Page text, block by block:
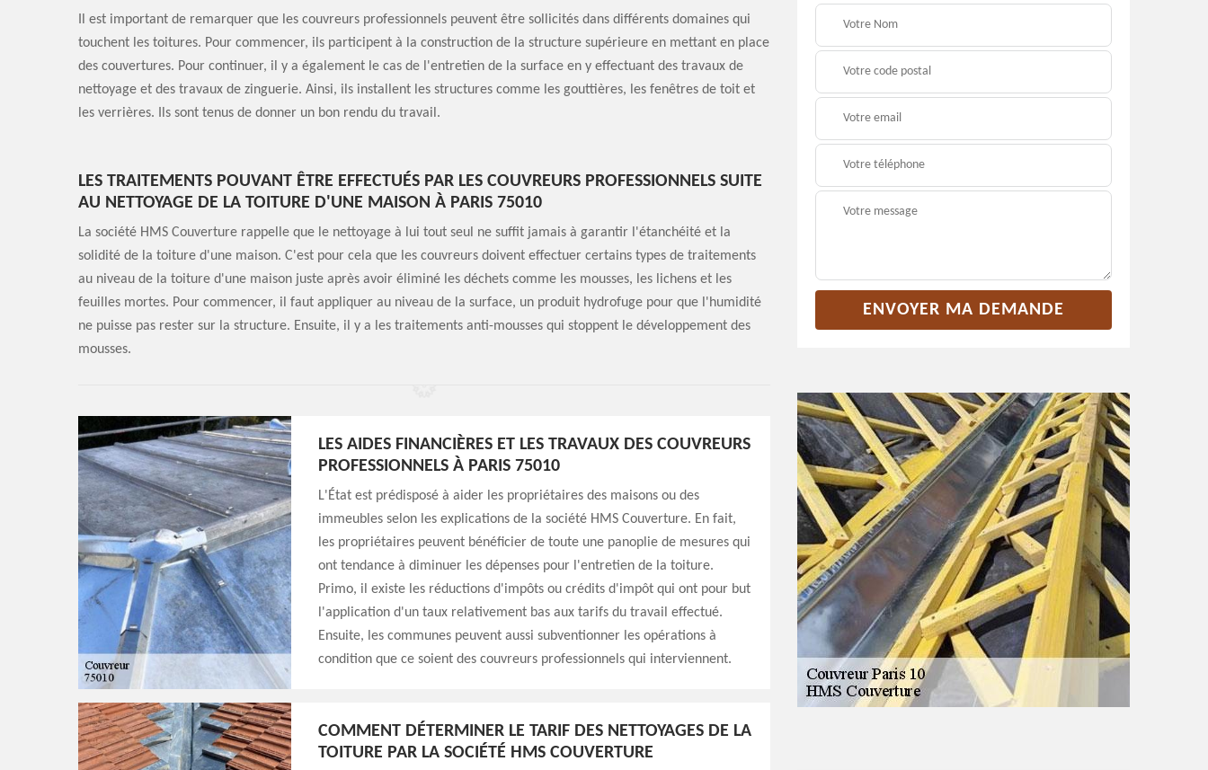
Il est important de remarquer que les couvreurs professionnels peuvent être sollicités dans différents domaines qui
touchent les toitures. Pour commencer, ils participent à la construction de la structure supérieure en mettant en place
des couvertures. Pour continuer, il y a également le cas de l'entretien de la surface en y effectuant des travaux de
nettoyage et des travaux de zinguerie. Ainsi, ils installent les structures comme les gouttières, les fenêtres de toit et
les verrières. Ils sont tenus de donner un bon rendu du travail.
LES TRAITEMENTS POUVANT ÊTRE EFFECTUÉS PAR LES COUVREURS PROFESSIONNELS SUITE
AU NETTOYAGE DE LA TOITURE D'UNE MAISON À PARIS 75010
La société HMS Couverture rappelle que le nettoyage à lui tout seul ne suffit jamais à garantir l'étanchéité et la
solidité de la toiture d'une maison. C'est pour cela que les couvreurs doivent effectuer certains types de traitements
au niveau de la toiture d'une maison juste après avoir éliminé les déchets comme les mousses, les lichens et les
feuilles mortes. Pour commencer, il faut appliquer au niveau de la surface, un produit hydrofuge pour que l'humidité
ne puisse pas rester sur la structure. Ensuite, il y a les traitements anti-mousses qui stoppent le développement des
mousses.
LES AIDES FINANCIÈRES ET LES TRAVAUX DES COUVREURS
PROFESSIONNELS À PARIS 75010
L'État est prédisposé à aider les propriétaires des maisons ou des
immeubles selon les explications de la société HMS Couverture. En fait,
les propriétaires peuvent bénéficier de toute une panoplie de mesures qui
ont tendance à diminuer les dépenses pour l'entretien de la toiture.
Primo, il existe les réductions d'impôts ou crédits d'impôt qui ont pour but
l'application d'un taux relativement bas aux tarifs du travail effectué.
Ensuite, les communes peuvent aussi subventionner les opérations à
condition que ce soient des couvreurs professionnels qui interviennent.
COMMENT DÉTERMINER LE TARIF DES NETTOYAGES DE LA
TOITURE PAR LA SOCIÉTÉ HMS COUVERTURE